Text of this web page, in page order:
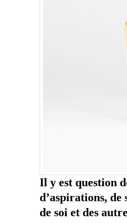
Il y est question
d’aspirations,
de soi et des